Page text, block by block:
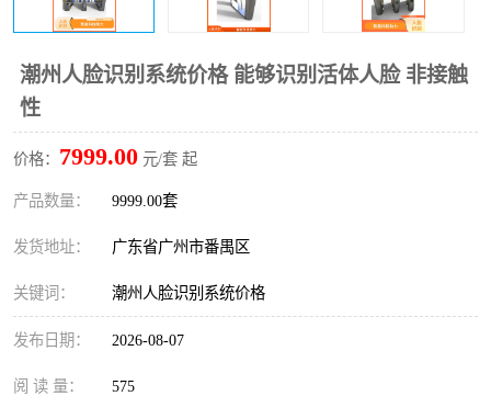
潮州人脸识别系统价格 能够识别活体人脸 非接触
性
价格： 7999.00 元/套 起
产品数量： 9999.00套
发货地址： 广东省广州市番禺区
关键词： 潮州人脸识别系统价格
发布日期： 2026-08-07
阅 读 量： 575